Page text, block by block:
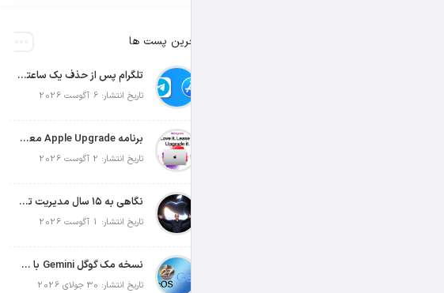
آخرین پست ها
تلگرام پس از حذف یک ساعته به اپ استور بازگشت
تاریخ انتشار: 6 آگوست 2026
برنامه Apple Upgrade معرفی شد؛ شرایط اپل برای اجاره آیفون، آیپد، مک و اپل واچ
تاریخ انتشار: 2 آگوست 2026
نگاهی به ۱۵ سال مدیریت تیم کوک در اپل
تاریخ انتشار: 1 آگوست 2026
نسخه مک گوگل Gemini با قابلیت تحلیل صفحه و دستورات صوتی در به‌روزرسانی جدید
تاریخ انتشار: 30 جولای 2026